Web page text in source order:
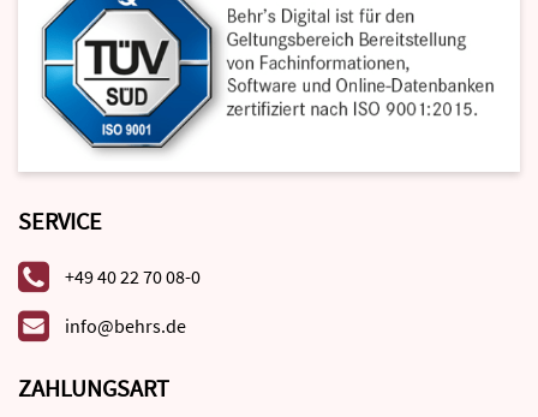
SERVICE
+49 40 22 70 08-0
info@behrs.de
ZAHLUNGSART